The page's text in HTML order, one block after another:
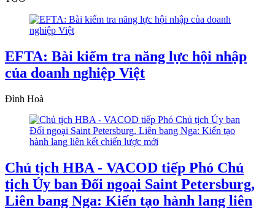
EFTA: Bài kiểm tra năng lực hội nhập
của doanh nghiệp Việt
Đình Hoà
Chủ tịch HBA - VACOD tiếp Phó Chủ
tịch Ủy ban Đối ngoại Saint Petersburg,
Liên bang Nga: Kiến tạo hành lang liên